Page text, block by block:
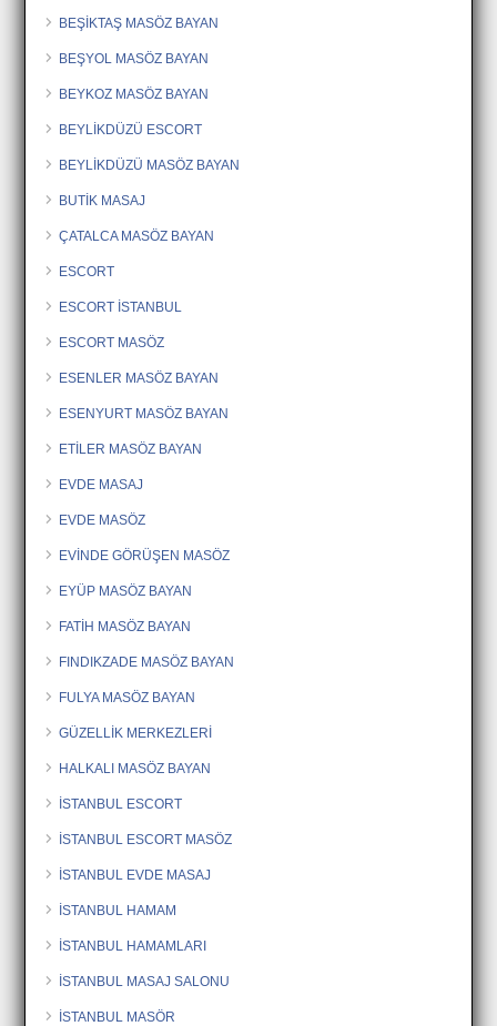
BEŞİKTAŞ MASÖZ BAYAN
BEŞYOL MASÖZ BAYAN
BEYKOZ MASÖZ BAYAN
BEYLİKDÜZÜ ESCORT
BEYLİKDÜZÜ MASÖZ BAYAN
BUTİK MASAJ
ÇATALCA MASÖZ BAYAN
ESCORT
ESCORT İSTANBUL
ESCORT MASÖZ
ESENLER MASÖZ BAYAN
ESENYURT MASÖZ BAYAN
ETİLER MASÖZ BAYAN
EVDE MASAJ
EVDE MASÖZ
EVİNDE GÖRÜŞEN MASÖZ
EYÜP MASÖZ BAYAN
FATİH MASÖZ BAYAN
FINDIKZADE MASÖZ BAYAN
FULYA MASÖZ BAYAN
GÜZELLİK MERKEZLERİ
HALKALI MASÖZ BAYAN
İSTANBUL ESCORT
İSTANBUL ESCORT MASÖZ
İSTANBUL EVDE MASAJ
İSTANBUL HAMAM
İSTANBUL HAMAMLARI
İSTANBUL MASAJ SALONU
İSTANBUL MASÖR